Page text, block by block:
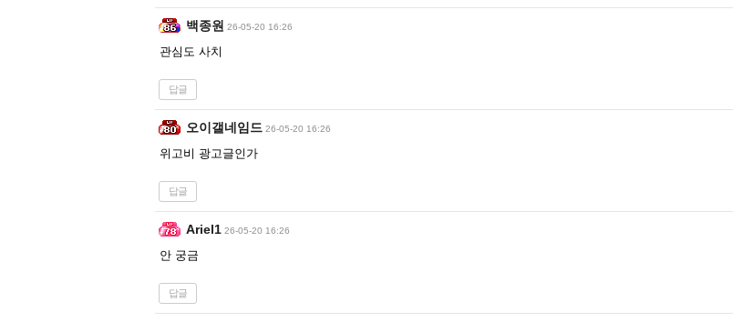
백종원 26-05-20 16:26
관심도 사치
답글
오이갤네임드 26-05-20 16:26
위고비 광고글인가
답글
Ariel1 26-05-20 16:26
안 궁금
답글